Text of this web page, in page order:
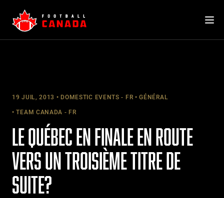
content
19 JUIL, 2013 DOMESTIC EVENTS - FR GÉNÉRAL
TEAM CANADA - FR
LE QUÉBEC EN FINALE EN ROUTE
VERS UN TROISIÈME TITRE DE
SUITE?